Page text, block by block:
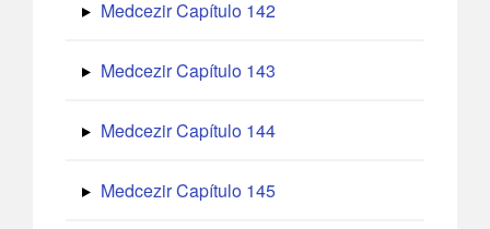
Medcezir Capítulo 142
Medcezir Capítulo 143
Medcezir Capítulo 144
Medcezir Capítulo 145